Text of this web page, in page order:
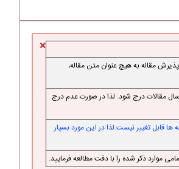
مقاله به هیچ عنوان متن مقاله،
مقالات درج شود. لذا در صورت عدم درج
قابل تغییر نیست.لذا در این مورد بسیار
موارد ذکر شده را با دقت مطالعه فرمایید.
×